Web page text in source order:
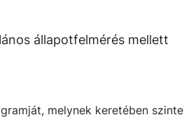
állapotfelmérés mellett
melynek keretében szinte